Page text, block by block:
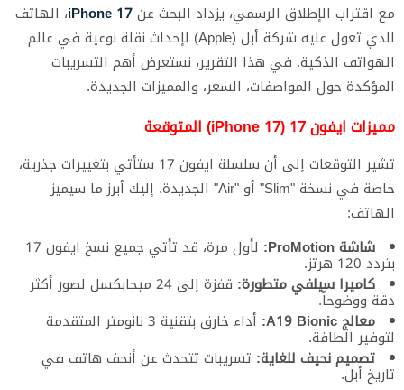
مع اقتراب الإطلاق الرسمي، يزداد البحث عنiPhone 17، الهاتف
الذي تعول عليه شركة أبل (Apple) لإحداث نقلة نوعية في عالم
الهواتف الذكية. في هذا التقرير، نستعرض أهم التسريبات
المؤكدة حول المواصفات، السعر، والمميزات الجديدة.
مميزات ايفون 17 (iPhone 17) المتوقعة
تشير التوقعات إلى أن سلسلة ايفون 17 ستأتي بتغييرات جذرية،
خاصة في نسخة "Slim" أو "Air" الجديدة. إليك أبرز ما سيميز
الهاتف:
شاشة ProMotion:
لأول مرة، قد تأتي جميع نسخ ايفون 17
بتردد 120 هرتز.
كاميرا سيلفي متطورة:
قفزة إلى 24 ميجابكسل لصور أكثر
دقة ووضوحاً.
معالج A19 Bionic:
أداء خارق بتقنية 3 نانومتر المتقدمة
لتوفير الطاقة.
تصميم نحيف للغاية: تسريبات تتحدث عن أنحف هاتف في
تاريخ أبل.